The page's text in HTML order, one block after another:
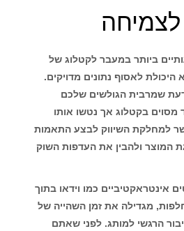
ביותר במעבר לקטלוג של
היכולת לאסוף נתונים מדויקים.
שמרבית הגולשים שלכם
מסוים בקטלוג אך נטשו אותו
למחלקת השיווק לבצע התאמות
המוצר ולהבין את העדפות השוק
אינטראקטיביים כמו וידאו בתוך
מגדילה את זמן השהייה של
הרגשי למותג. לפני שאתם